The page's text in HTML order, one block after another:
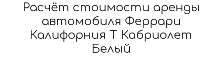
Расчёт стоимости аренды
автомобиля Феррари
Калифорния Т Кабриолет
Белый